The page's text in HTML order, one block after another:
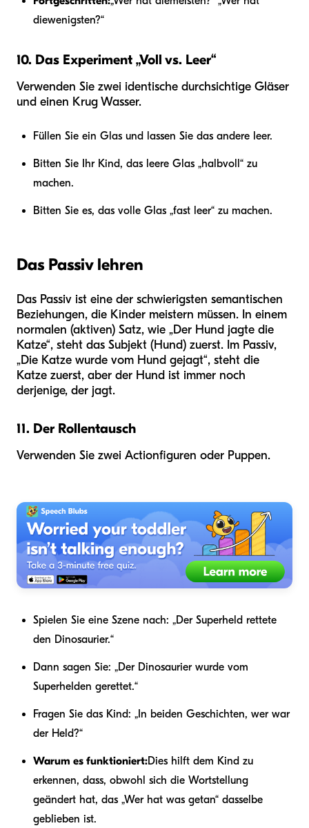
diewenigsten?“
10. Das Experiment „Voll vs. Leer“
Verwenden Sie zwei identische durchsichtige Gläser
und einen Krug Wasser.
Füllen Sie ein Glas und lassen Sie das andere leer.
Bitten Sie Ihr Kind, das leere Glas „halbvoll“ zu
machen.
Bitten Sie es, das volle Glas „fast leer“ zu machen.
Das Passiv lehren
Das Passiv ist eine der schwierigsten semantischen
Beziehungen, die Kinder meistern müssen. In einem
normalen (aktiven) Satz, wie „Der Hund jagte die
Katze“, steht das Subjekt (Hund) zuerst. Im Passiv,
„Die Katze wurde vom Hund gejagt“, steht die
Katze zuerst, aber der Hund ist immer noch
derjenige, der jagt.
11. Der Rollentausch
Verwenden Sie zwei Actionfiguren oder Puppen.
Spielen Sie eine Szene nach: „Der Superheld rettete
den Dinosaurier.“
Dann sagen Sie: „Der Dinosaurier wurde vom
Superhelden gerettet.“
Fragen Sie das Kind: „In beiden Geschichten, wer war
der Held?“
Warum es funktioniert:Dies hilft dem Kind zu
erkennen, dass, obwohl sich die Wortstellung
geändert hat, das „Wer hat was getan“ dasselbe
geblieben ist.